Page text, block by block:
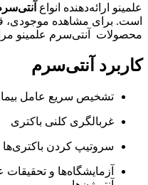
علمینو ارائه‌دهنده انواع
است. برای مشاهده موجودی،
محصولات
آنتی‌سرم علمینو
کاربرد آنتی‌سرم
تشخیص سریع عامل
غربالگری کلنی باکتری
سروتیپ کردن
آزمایشگاه‌ها و